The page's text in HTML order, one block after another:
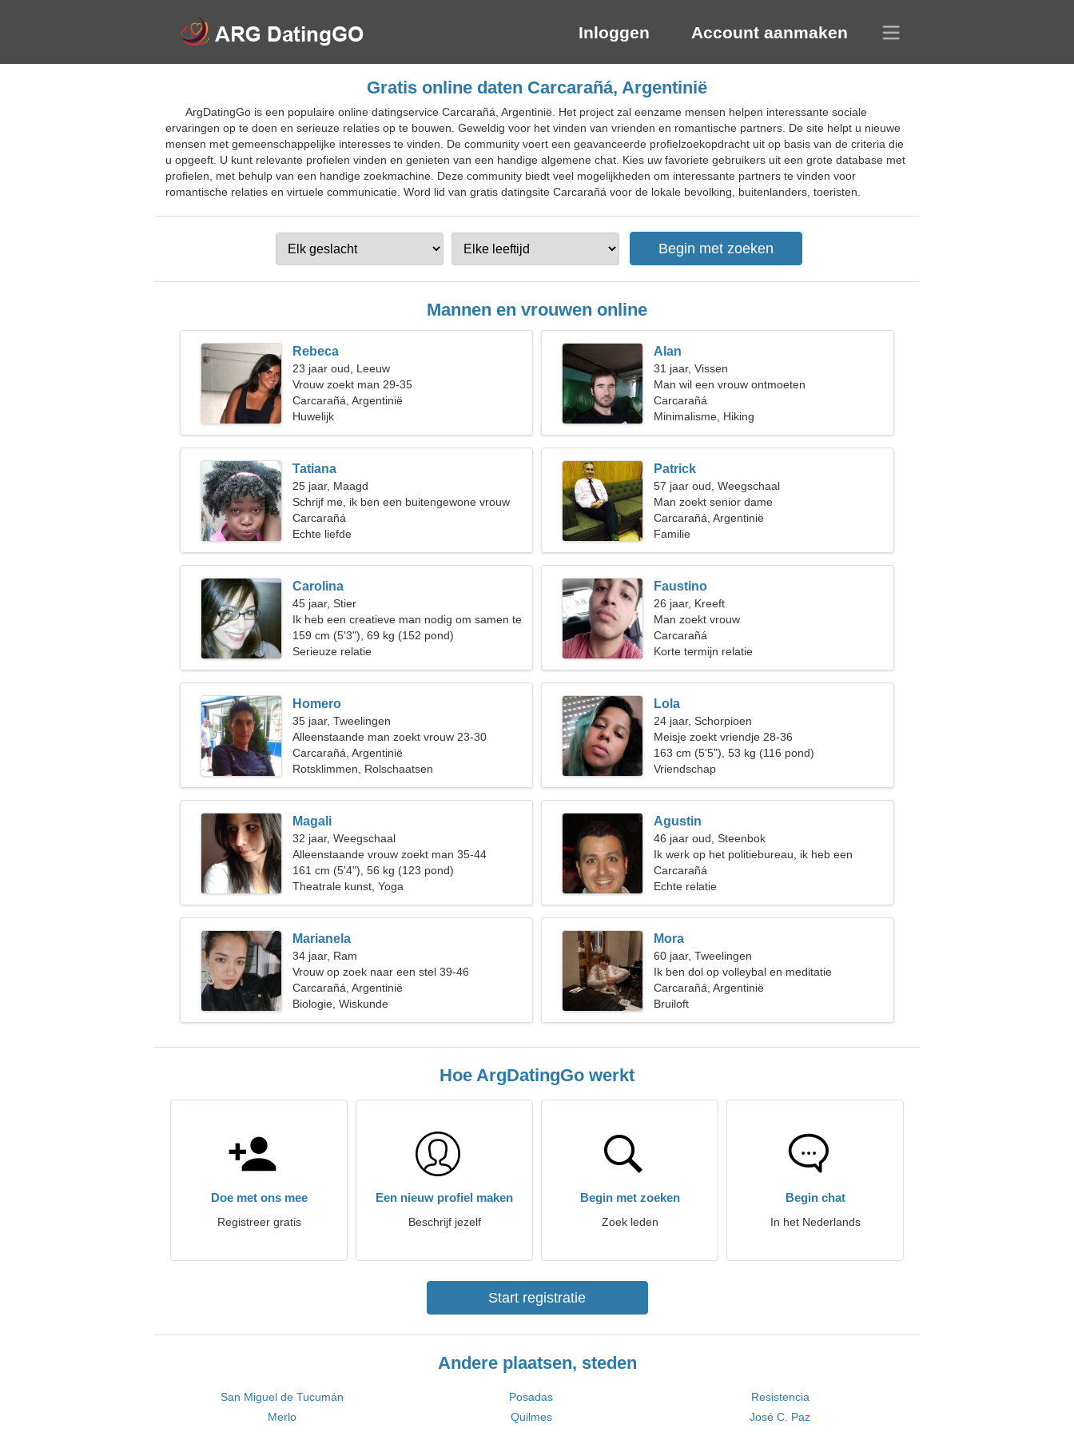
Inloggen Account aanmaken
Gratis online daten Carcarañá, Argentinië
ArgDatingGo is een populaire online datingservice Carcarañá, Argentinië. Het project zal eenzame mensen helpen interessante sociale
ervaringen op te doen en serieuze relaties op te bouwen. Geweldig voor het vinden van vrienden en romantische partners. De site helpt u nieuwe
mensen met gemeenschappelijke interesses te vinden. De community voert een geavanceerde profielzoekopdracht uit op basis van de criteria die
u opgeeft. U kunt relevante profielen vinden en genieten van een handige algemene chat. Kies uw favoriete gebruikers uit een grote database met
profielen, met behulp van een handige zoekmachine. Deze community biedt veel mogelijkheden om interessante partners te vinden voor
romantische relaties en virtuele communicatie. Word lid van gratis datingsite Carcarañá voor de lokale bevolking, buitenlanders, toeristen.
Mannen en vrouwen online
Rebeca
23 jaar oud, Leeuw
Vrouw zoekt man 29-35
Carcarañá, Argentinië
Huwelijk
Alan
31 jaar, Vissen
Man wil een vrouw ontmoeten
Carcarañá
Minimalisme, Hiking
Tatiana
25 jaar, Maagd
Schrijf me, ik ben een buitengewone vrouw
Carcarañá
Echte liefde
Patrick
57 jaar oud, Weegschaal
Man zoekt senior dame
Carcarañá, Argentinië
Familie
Carolina
45 jaar, Stier
Ik heb een creatieve man nodig om samen te
dansen
159 cm (5'3"), 69 kg (152 pond)
Serieuze relatie
Faustino
26 jaar, Kreeft
Man zoekt vrouw
Carcarañá
Korte termijn relatie
Homero
35 jaar, Tweelingen
Alleenstaande man zoekt vrouw 23-30
Carcarañá, Argentinië
Rotsklimmen, Rolschaatsen
Lola
24 jaar, Schorpioen
Meisje zoekt vriendje 28-36
163 cm (5'5"), 53 kg (116 pond)
Vriendschap
Magali
32 jaar, Weegschaal
Alleenstaande vrouw zoekt man 35-44
161 cm (5'4"), 56 kg (123 pond)
Theatrale kunst, Yoga
Agustin
46 jaar oud, Steenbok
Ik werk op het politiebureau, ik heb een
gepassioneerde vrouw nodig
Carcarañá
Echte relatie
Marianela
34 jaar, Ram
Vrouw op zoek naar een stel 39-46
Carcarañá, Argentinië
Biologie, Wiskunde
Mora
60 jaar, Tweelingen
Ik ben dol op volleybal en meditatie
Carcarañá, Argentinië
Bruiloft
Hoe ArgDatingGo werkt
Doe met ons mee
Registreer gratis
Een nieuw profiel maken
Beschrijf jezelf
Begin met zoeken
Zoek leden
Begin chat
In het Nederlands
Start registratie
Andere plaatsen, steden
San Miguel de Tucumán Posadas
Resistencia
Merlo
Quilmes
José C. Paz